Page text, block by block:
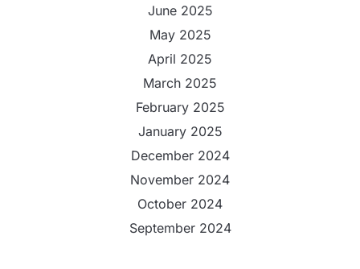
June 2025
May 2025
April 2025
March 2025
February 2025
January 2025
December 2024
November 2024
October 2024
September 2024